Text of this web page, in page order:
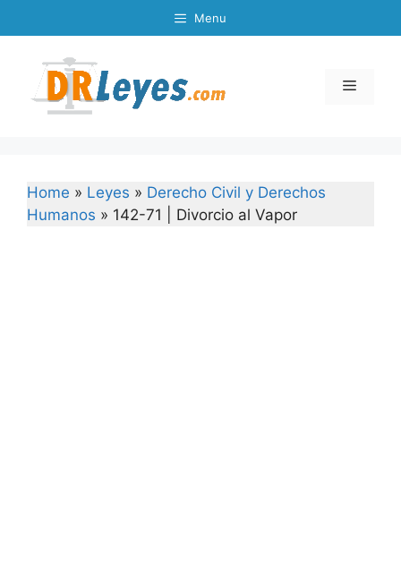
to
Menu
Menu
Home » Leyes » Derecho Civil y Derechos
Humanos » 142-71 | Divorcio al Vapor